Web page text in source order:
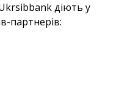
діють у
партнерів: